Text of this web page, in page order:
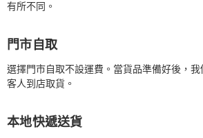
有所不同。
門市自取
選擇門市自取不設運費。當貨品準備好後，
客人到店取貨。
本地快遞送貨